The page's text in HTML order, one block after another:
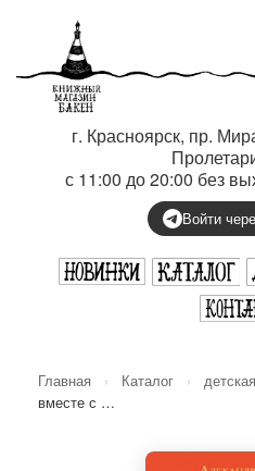
г. Красноярск, пр.
с 11:00 до 20:00 без
Войти
Главная › Каталог ›
вместе с …